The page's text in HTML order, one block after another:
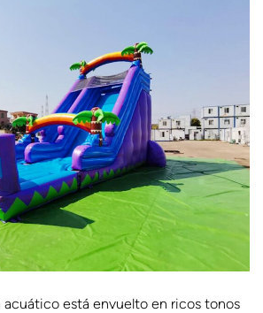
acuático está envuelto en ricos tonos